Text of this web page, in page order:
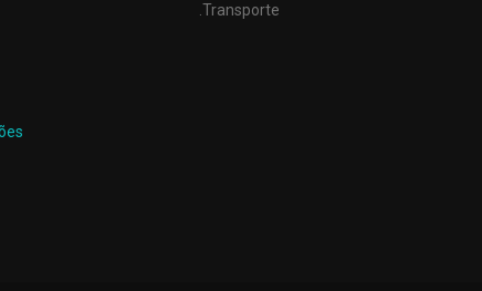
.Transporte